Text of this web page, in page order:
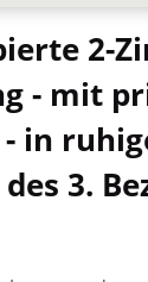
2-
- mit
in
3.